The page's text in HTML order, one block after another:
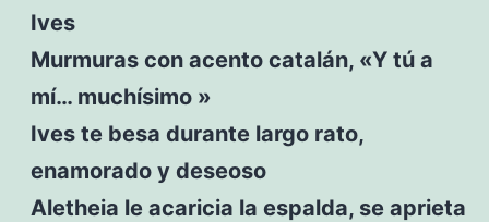
Ives
Murmuras con acento catalán, «Y tú a
mí… muchísimo »
Ives te besa durante largo rato,
enamorado y deseoso
Aletheia le acaricia la espalda, se aprieta